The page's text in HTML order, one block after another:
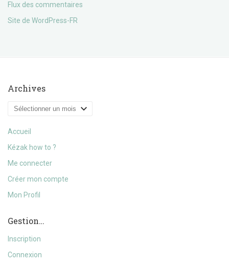
Flux des commentaires
Site de WordPress-FR
Archives
Archives
Accueil
Kézak how to ?
Me connecter
Créer mon compte
Mon Profil
Gestion…
Inscription
Connexion